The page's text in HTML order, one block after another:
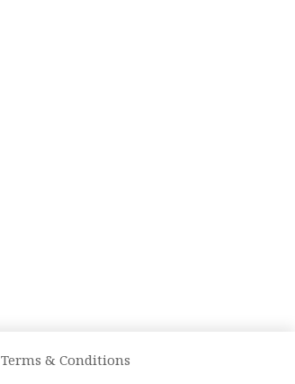
Terms & Conditions